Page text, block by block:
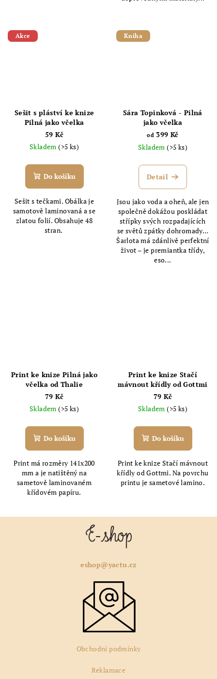
Akce
Sešit s pláství ke knize
Pilná jako včelka
59 Kč
Skladem(>5 ks)
Do košíku
Sešit s tečkami. Obálka je
samotově laminovaná a se
zlatou folií. Obsahuje 48
stran.
Kniha
Sára Topinková - Pilná
jako včelka
od 399 Kč
Skladem(>5 ks)
Detail
Jsou jako voda a oheň, ale jen
společně dokážou poskládat
střípky svých rozpadajících
se světů zpátky dohromady…
Šarlota má zdánlivě perfektní
život – je premiantka třídy,
eso...
Print ke knize Pilná jako
včelka od Thalie
79 Kč
Skladem(>5 ks)
Do košíku
Print má rozměry 141x200
mm a je natištěný na
sametově laminovaném
křídovém papíru.
Print ke knize Stačí
mávnout křídly od Gottmi
79 Kč
Skladem(>5 ks)
Do košíku
Print ke knize Stačí mávnout
křídly od Gottmi. Na povrchu
printu je sametové lamino.
eshop@yactu.cz
Obchodní podmínky
Reklamace